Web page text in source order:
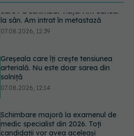
Greșeala care îți crește tensiunea
arterială. Nu este doar sarea din
07.08.2026, 12:14
Schimbare majoră la examenul de
medic specialist din 2026. Toți
subiecte
07.08.2026, 11:52